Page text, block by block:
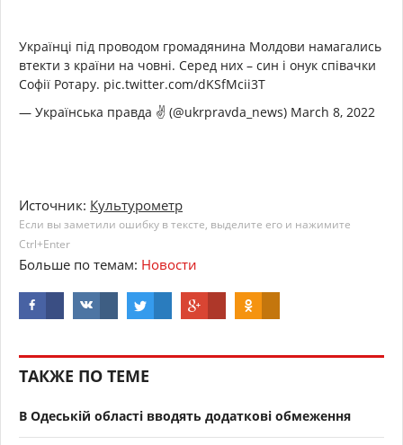
Українці під проводом громадянина Молдови намагались
втекти з країни на човні. Серед них – син і онук співачки
Софії Ротару. pic.twitter.com/dKSfMcii3T
— Українська правда ✌️ (@ukrpravda_news) March 8, 2022
Источник: Культурометр
Если вы заметили ошибку в тексте, выделите его и нажимите
Ctrl+Enter
Больше по темам: Новости
ТАКЖЕ ПО ТЕМЕ
В Одеській області вводять додаткові обмеження